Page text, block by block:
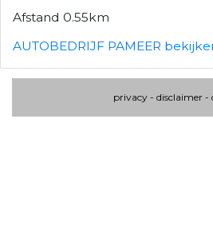
Afstand 0.55km
AUTOBEDRIJF PAMEER
privacy - disclaimer -